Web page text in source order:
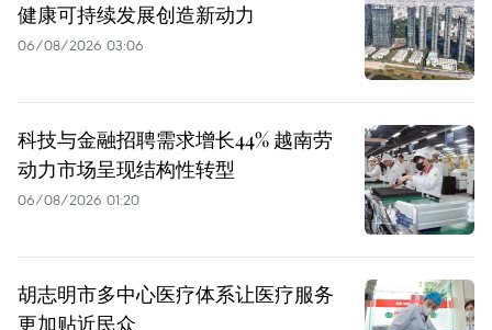
健康可持续发展创造新动力
06/08/2026 03:06
科技与金融招聘需求增长44% 越南劳
动力市场呈现结构性转型
06/08/2026 01:20
胡志明市多中心医疗体系让医疗服务
更加贴近民众